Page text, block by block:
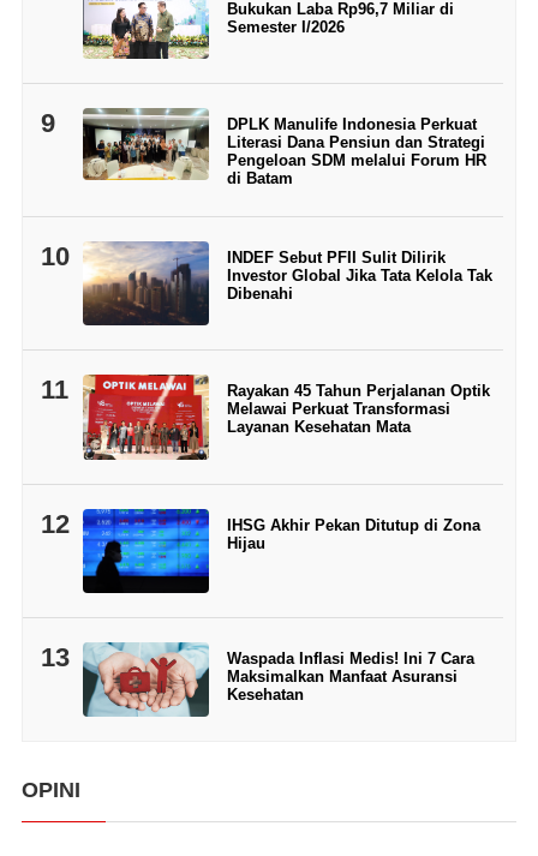
Bukukan Laba Rp96,7 Miliar di
Semester I/2026
9
DPLK Manulife Indonesia Perkuat
Literasi Dana Pensiun dan Strategi
Pengeloan SDM melalui Forum HR
di Batam
10
INDEF Sebut PFII Sulit Dilirik
Investor Global Jika Tata Kelola Tak
Dibenahi
11
Rayakan 45 Tahun Perjalanan Optik
Melawai Perkuat Transformasi
Layanan Kesehatan Mata
12
IHSG Akhir Pekan Ditutup di Zona
Hijau
13
Waspada Inflasi Medis! Ini 7 Cara
Maksimalkan Manfaat Asuransi
Kesehatan
OPINI